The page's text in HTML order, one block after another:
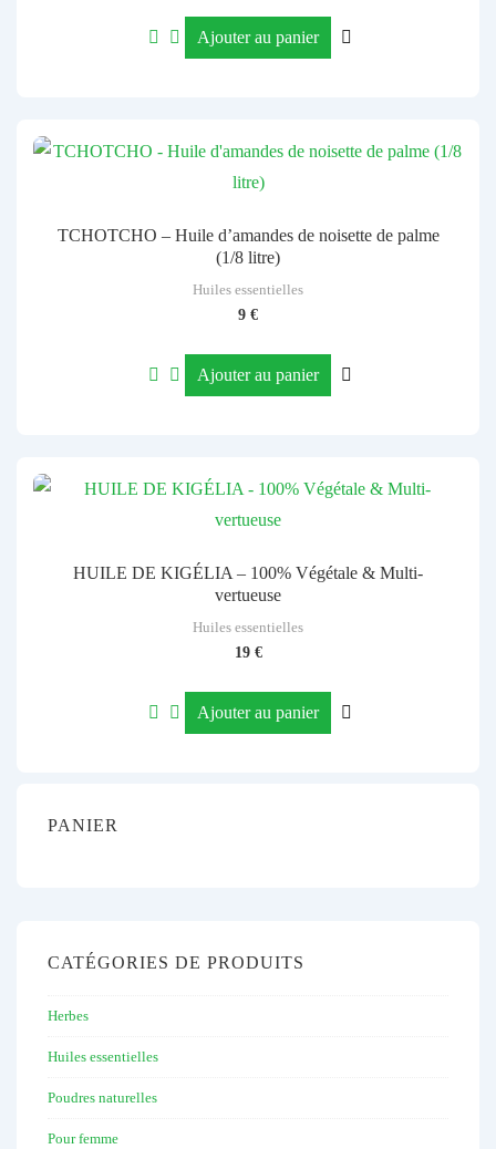
Ajouter au panier
TCHOTCHO – Huile d’amandes de noisette de palme
(1/8 litre)
Huiles essentielles
9 €
Ajouter au panier
HUILE DE KIGÉLIA – 100% Végétale & Multi-
vertueuse
Huiles essentielles
19 €
Ajouter au panier
PANIER
CATÉGORIES DE PRODUITS
Herbes
Huiles essentielles
Poudres naturelles
Pour femme